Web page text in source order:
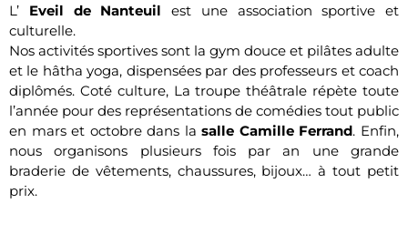
L’ Eveil de Nanteuil est une association sportive et
culturelle.
Nos activités sportives sont la gym douce et pilâtes adulte
et le hâtha yoga, dispensées par des professeurs et coach
diplômés. Coté culture, La troupe théâtrale répète toute
l’année pour des représentations de comédies tout public
en mars et octobre dans lasalle Camille Ferrand. Enfin,
nous organisons plusieurs fois par an une grande
braderie de vêtements, chaussures, bijoux… à tout petit
prix.